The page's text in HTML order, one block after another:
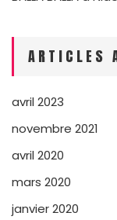
ARTICLES
avril 2023
novembre 2021
avril 2020
mars 2020
janvier 2020